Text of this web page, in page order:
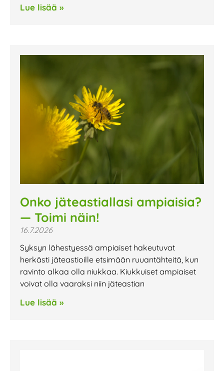
Lue lisää »
Onko jäteastiallasi ampiaisia?
— Toimi näin!
16.7.2026
Syksyn lähestyessä ampiaiset hakeutuvat
herkästi jäteastioille etsimään ruuantähteitä, kun
ravinto alkaa olla niukkaa. Kiukkuiset ampiaiset
voivat olla vaaraksi niin jäteastian
Lue lisää »